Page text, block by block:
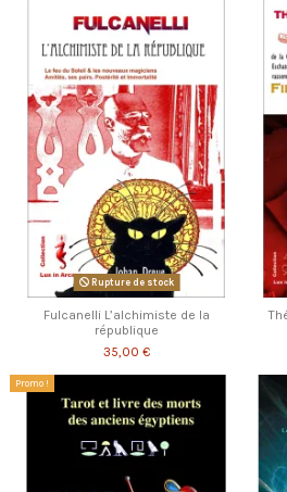
Rupture de stock
Fulcanelli L’alchimiste de la
république
35,00 €
Promo !